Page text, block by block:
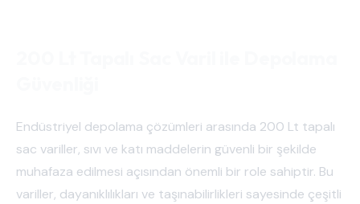
Endüstriyel depolama çözümleri arasında 200 Lt tapalı
sac variller, sıvı ve katı maddelerin güvenli bir şekilde
muhafaza edilmesi açısından önemli bir role sahiptir. Bu
variller, dayanıklılıkları ve taşınabilirlikleri sayesinde çeşitli